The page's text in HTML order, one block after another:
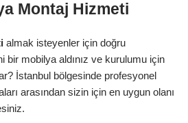
Montaj Hizmeti
almak isteyenler için doğru
bir mobilya aldınız ve kurulumu için
İstanbul bölgesinde profesyonel
arasından sizin için en uygun olanı